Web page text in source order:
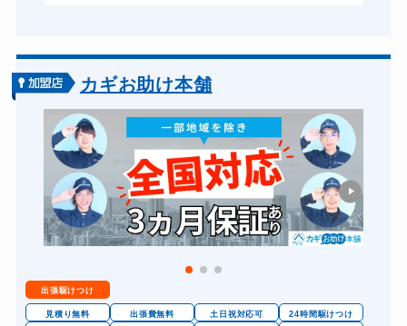
カギお助け本舗
出張駆けつけ
見積り無料 出張費無料 土日祝対応可
24時間駆けつけ